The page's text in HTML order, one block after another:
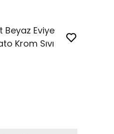
Eviye
Krom Sıvı